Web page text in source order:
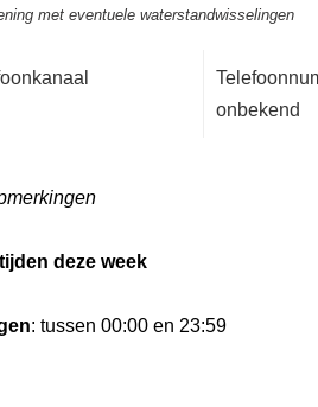
met eventuele waterstandwisselingen
onbekend
deze week
: tussen 00:00 en 23:59